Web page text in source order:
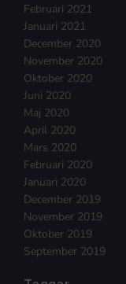
Februari 2021
Januari 2021
December 2020
November 2020
Oktober 2020
Juni 2020
Maj 2020
April 2020
Mars 2020
Februari 2020
Januari 2020
December 2019
November 2019
Oktober 2019
September 2019